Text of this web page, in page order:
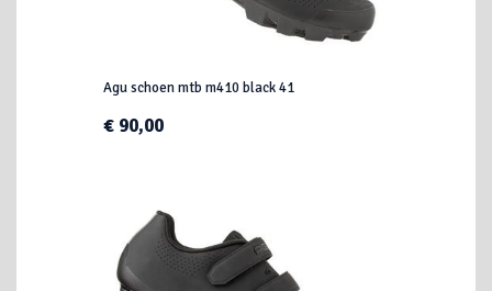
Agu schoen mtb m410 black 41
€ 90,00